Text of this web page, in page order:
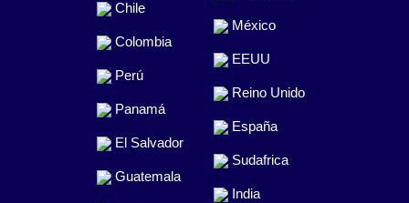
Chile
Colombia
Perú
Panamá
El Salvador
Guatemala
México
EEUU
Reino Unido
España
Sudafrica
India